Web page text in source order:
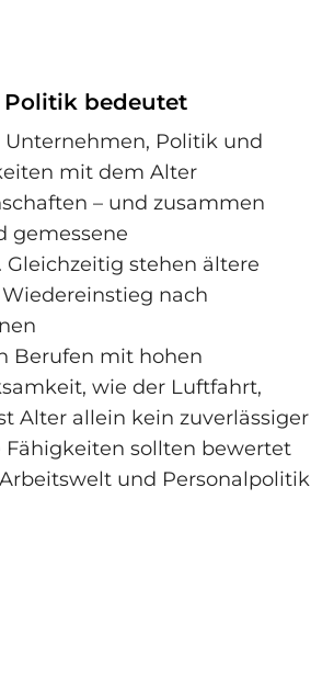
Politik bedeutet
Politik und
mit dem Alter
– und zusammen
gemessene
stehen ältere
nach
Berufen mit hohen
wie der Luftfahrt,
Alter allein kein zuverlässiger
sollten bewertet
und Personalpolitik